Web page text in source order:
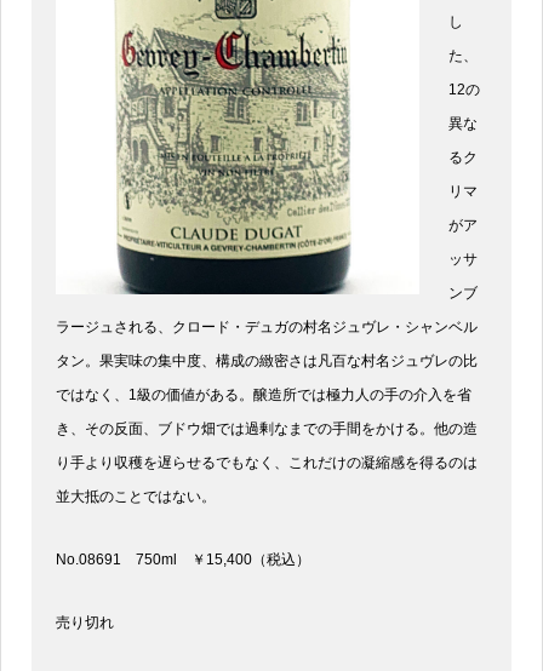
し
た、
12の
異な
るク
リマ
がア
ッサ
ンブ
ラージュされる、クロード・デュガの村名ジュヴレ・シャンベル
タン。果実味の集中度、構成の緻密さは凡百な村名ジュヴレの比
ではなく、1級の価値がある。醸造所では極力人の手の介入を省
き、その反面、ブドウ畑では過剰なまでの手間をかける。他の造
り手より収穫を遅らせるでもなく、これだけの凝縮感を得るのは
並大抵のことではない。
No.08691 750ml ￥15,400（税込）
売り切れ